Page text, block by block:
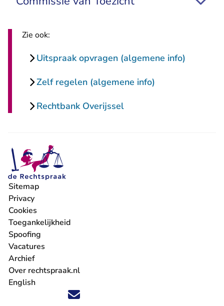
Zie ook:
Uitspraak opvragen (algemene info)
Zelf regelen (algemene info)
Rechtbank Overijssel
Volg ons op X (Twitter) - U verlaat Rechtspraak.nl
Volg ons op Facebook - U verlaat Rechtspraak.nl
Volg ons op Instagram - U verlaat Rechtspraak.nl
Volg ons op Youtube - U verlaat Rechtspraak.nl
Volg ons op LinkedIn - U verlaat
'Blijf op de hoogte' nieuwsbrief - U verlaat
Sitemap
Privacy
Cookies
Toegankelijkheid
Spoofing
Vacatures
- U verlaat Rechtspraak.nl
Archief
Over rechtspraak.nl
English